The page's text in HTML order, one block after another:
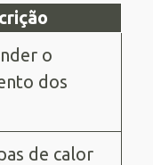
o
dos
de calor